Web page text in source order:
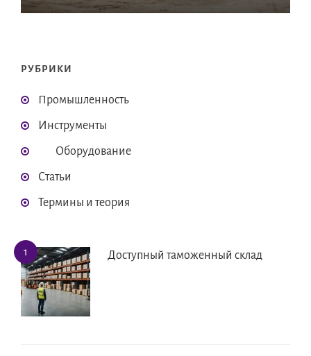
РУБРИКИ
Промышленность
Инструменты
Оборудование
Статьи
Термины и теория
Доступный таможенный склад